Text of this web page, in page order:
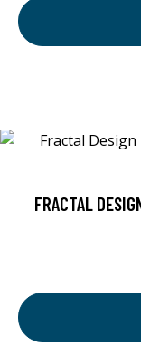
FRACTAL